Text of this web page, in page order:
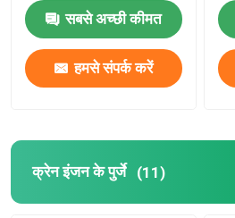
सबसे अच्छी कीमत
हमसे संपर्क करें
क्रेन इंजन के पुर्जे (11)